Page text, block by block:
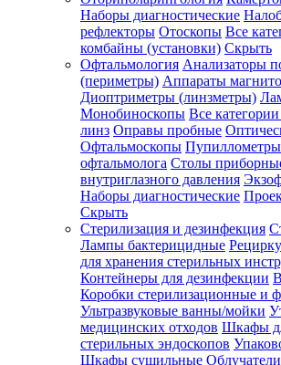
Наборы диагностические
рефлекторы Отоскопы Все
комбайны (установки) Скрыть
Офтальмология Анализаторы
(периметры) Аппараты
Диоптриметры (линзметры)
Монобиноскопы Все категории
линз Оправы пробные
Офтальмоскопы Пупиллометры
офтальмолога Столы
внутриглазного давления
Наборы диагностические
Скрыть
Стерилизация и дезинфекция
Лампы бактерицидные
для хранения стерильных
Контейнеры для дезинфекции
Коробки стерилизационные и
Ультразвуковые ванны/мойки
медицинских отходов Шкафы
стерильных эндоскопов
Шкафы сушильные